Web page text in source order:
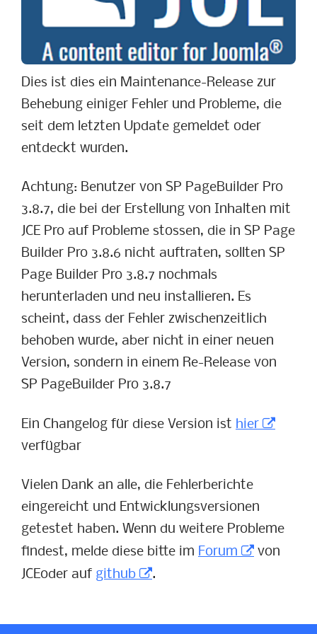
Dies ist dies ein Maintenance-Release zur
Behebung einiger Fehler und Probleme, die
seit dem letzten Update gemeldet oder
entdeckt wurden.
Achtung: Benutzer von SP PageBuilder Pro
3.8.7, die bei der Erstellung von Inhalten mit
JCE Pro auf Probleme stossen, die in SP Page
Builder Pro 3.8.6 nicht auftraten, sollten SP
Page Builder Pro 3.8.7 nochmals
herunterladen und neu installieren. Es
scheint, dass der Fehler zwischenzeitlich
behoben wurde, aber nicht in einer neuen
Version, sondern in einem Re-Release von
SP PageBuilder Pro 3.8.7
Ein Changelog für diese Version ist hier
verfügbar
Vielen Dank an alle, die Fehlerberichte
eingereicht und Entwicklungsversionen
getestet haben. Wenn du weitere Probleme
findest, melde diese bitte im Forum
von
JCEoder auf github .